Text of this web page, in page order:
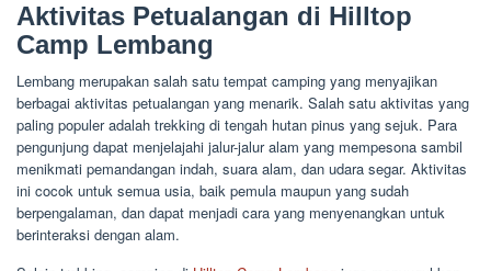
Aktivitas Petualangan di Hilltop
Camp Lembang
Lembang merupakan salah satu tempat camping yang menyajikan
berbagai aktivitas petualangan yang menarik. Salah satu aktivitas yang
paling populer adalah trekking di tengah hutan pinus yang sejuk. Para
pengunjung dapat menjelajahi jalur-jalur alam yang mempesona sambil
menikmati pemandangan indah, suara alam, dan udara segar. Aktivitas
ini cocok untuk semua usia, baik pemula maupun yang sudah
berpengalaman, dan dapat menjadi cara yang menyenangkan untuk
berinteraksi dengan alam.